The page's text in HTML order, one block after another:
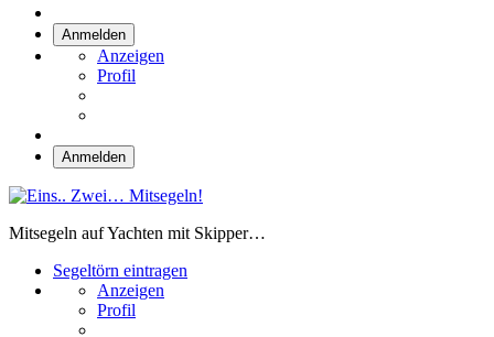
Anmelden
Anzeigen
Profil
Anmelden
Mitsegeln auf Yachten mit Skipper…
Segeltörn eintragen
Anzeigen
Profil